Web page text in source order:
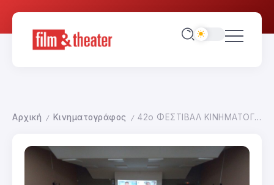
Αρχική / Κινηματογράφος / 42ο ΦΕΣΤΙΒΑΛ ΚΙΝΗΜΑΤΟΓΡΑΦΟΥ ΔΡΑΜΑΣ-DRAMA PITCHING LAB